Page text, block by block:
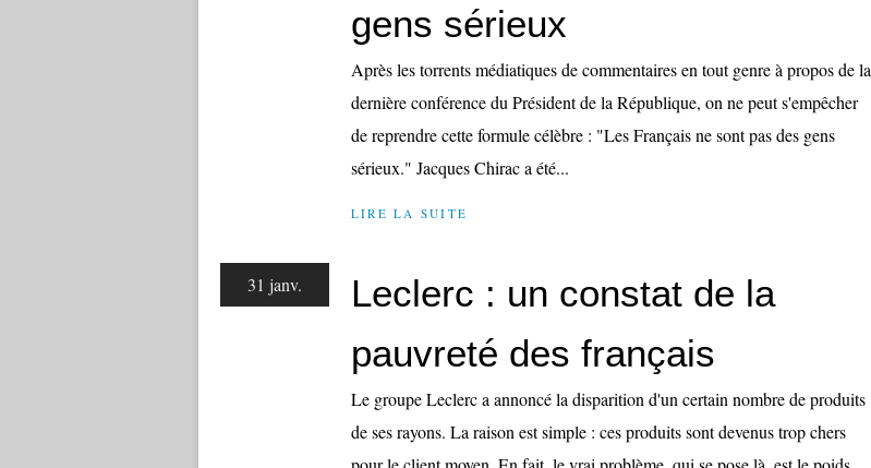
gens sérieux
Après les torrents médiatiques de commentaires en tout genre à propos de la
dernière conférence du Président de la République, on ne peut s'empêcher
de reprendre cette formule célèbre : "Les Français ne sont pas des gens
sérieux." Jacques Chirac a été...
LIRE LA SUITE
31 janv.
Leclerc : un constat de la
pauvreté des français
Le groupe Leclerc a annoncé la disparition d'un certain nombre de produits
de ses rayons. La raison est simple : ces produits sont devenus trop chers